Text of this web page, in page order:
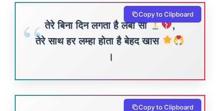
तेरे बिना दिन लगता है लंबा सा
,
तेरे साथ हर लम्हा होता है बेहद खास
।
Copy to Clipboard
Copy to Clipboard